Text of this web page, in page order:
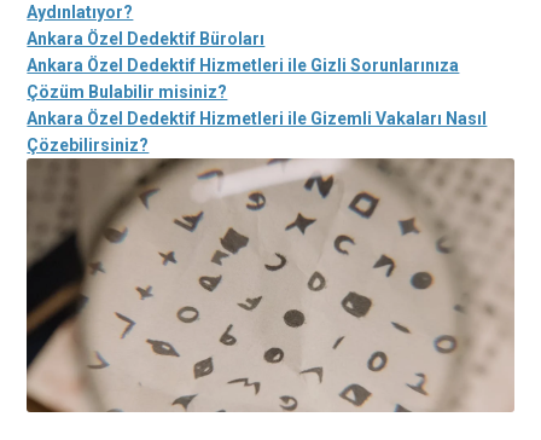
Aydınlatıyor?
Ankara Özel Dedektif Büroları
Ankara Özel Dedektif Hizmetleri ile Gizli Sorunlarınıza
Çözüm Bulabilir misiniz?
Ankara Özel Dedektif Hizmetleri ile Gizemli Vakaları Nasıl
Çözebilirsiniz?